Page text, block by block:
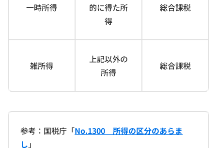
一時所得
的に得た所
得
総合課税
雑所得
上記以外の
所得
総合課税
参考：国税庁「No.1300 所得の区分のあらま
し 」